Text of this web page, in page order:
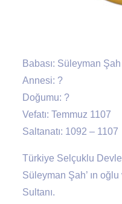
Babası: Süleyman Şah
Annesi: ?
Doğumu: ?
Vefatı: Temmuz 1107
Saltanatı: 1092 – 1107
Türkiye Selçuklu
Süleyman Şah’ ın
Sultanı.